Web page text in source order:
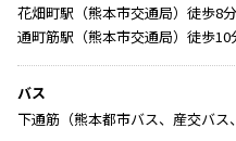
花畑町駅（熊本市交通局）徒歩8分
通町筋駅（熊本市交通局）徒歩10
バス
下通筋（熊本都市バス、産交バス